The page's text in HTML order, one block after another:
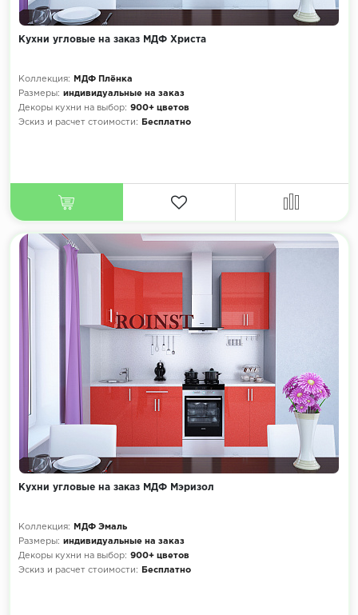
Кухни угловые на заказ МДФ Христа
Коллекция:
МДФ Плёнка
Размеры: индивидуальные на заказ
Декоры кухни на выбор: 900+ цветов
Эскиз и расчет стоимости:
Бесплатно
Кухни угловые на заказ МДФ Мэризол
Коллекция:
МДФ Эмаль
Размеры: индивидуальные на заказ
Декоры кухни на выбор: 900+ цветов
Эскиз и расчет стоимости:
Бесплатно